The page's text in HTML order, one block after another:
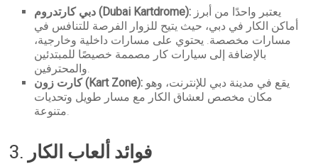
دبي كارتدروم (Dubai Kartdrome):
أماكن الكار في دبي، حيث يتيح للزوار الفرصة للتنافس في
مسارات مخصصة. يحتوي على مسارات داخلية وخارجية،
بالإضافة إلى سيارات كار مصممة خصيصًا للمبتدئين
والمحترفين.
كارت زون (Kart Zone):
مكان مخصص لعشاق الكار مع مسار طويل وتحديات
متنوعة.
3. فوائد ألعاب الكار